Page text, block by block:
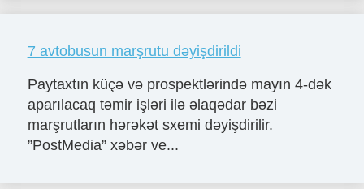
7 avtobusun marşrutu dəyişdirildi
Paytaxtın küçə və prospektlərində mayın 4-dək
aparılacaq təmir işləri ilə əlaqədar bəzi
marşrutların hərəkət sxemi dəyişdirilir.
”PostMedia” xəbər ve...